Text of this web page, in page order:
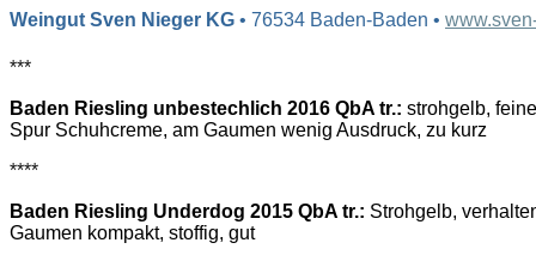
Weingut Sven Nieger KG • 76534 Baden-Baden •
***
Baden Riesling unbestechlich 2016 QbA tr.: strohgelb,
Spur Schuhcreme, am Gaumen wenig Ausdruck, zu kurz
****
Baden Riesling Underdog 2015 QbA tr.: Strohgelb,
Gaumen kompakt, stoffig, gut